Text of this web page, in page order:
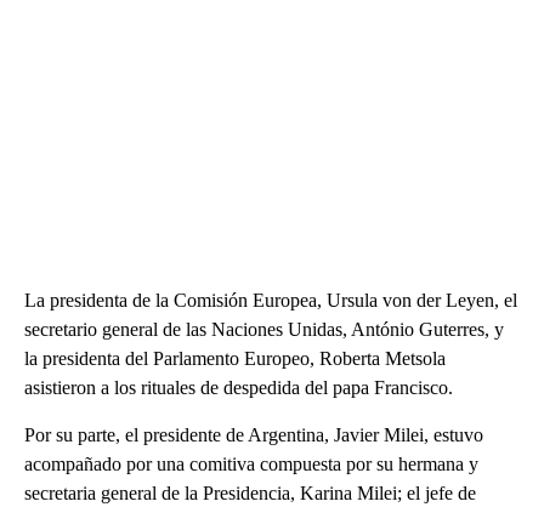
La presidenta de la Comisión Europea, Ursula von der Leyen, el
secretario general de las Naciones Unidas, António Guterres, y
la presidenta del Parlamento Europeo, Roberta Metsola
asistieron a los rituales de despedida del papa Francisco.
Por su parte, el presidente de Argentina, Javier Milei, estuvo
acompañado por una comitiva compuesta por su hermana y
secretaria general de la Presidencia, Karina Milei; el jefe de